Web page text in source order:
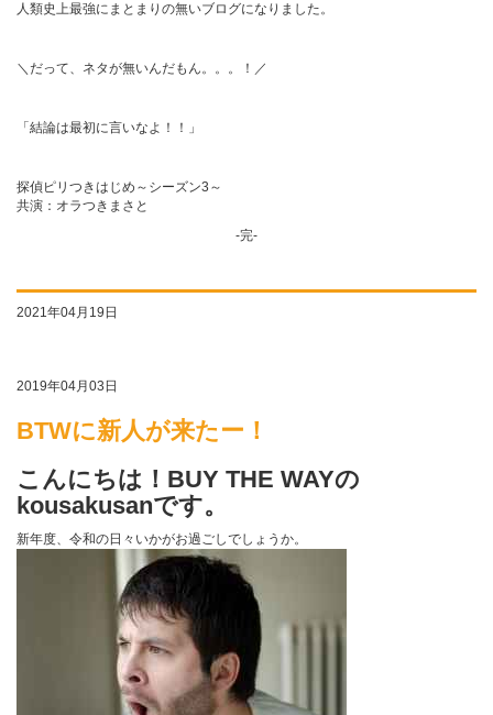
人類史上最強にまとまりの無いブログになりました。
＼だって、ネタが無いんだもん。。。！／
「結論は最初に言いなよ！！」
探偵ピリつきはじめ～シーズン3～
共演：オラつきまさと
-完-
2021年04月19日
2019年04月03日
BTWに新人が来たー！
こんにちは！BUY THE WAYの
kousakusanです。
新年度、令和の日々いかがお過ごしでしょうか。